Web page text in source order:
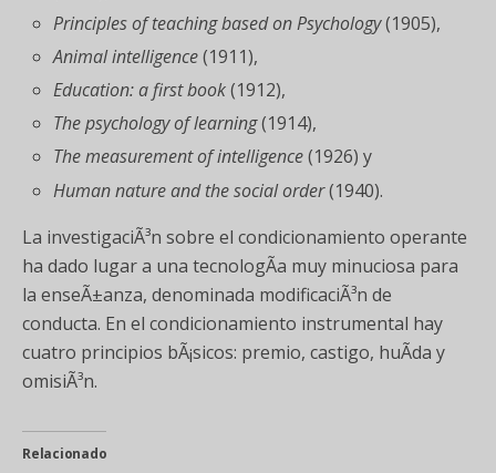
Principles of teaching based on Psychology(1905),
Animal intelligence(1911),
Education: a first book(1912),
The psychology of learning(1914),
The measurement of intelligence(1926) y
Human nature and the social order(1940).
La investigaciÃ³n sobre el condicionamiento operante
ha dado lugar a una tecnologÃ­a muy minuciosa para
la enseÃ±anza, denominada modificaciÃ³n de
conducta. En el condicionamiento instrumental hay
cuatro principios bÃ¡sicos: premio, castigo, huÃ­da y
omisiÃ³n.
Relacionado